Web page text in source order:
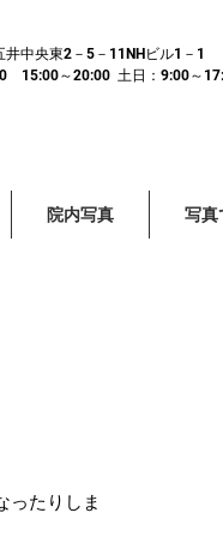
中央東2－5－11NHビル1－1
15:00～20:00 土日：9:00～
院内写真 写真
ったりしま